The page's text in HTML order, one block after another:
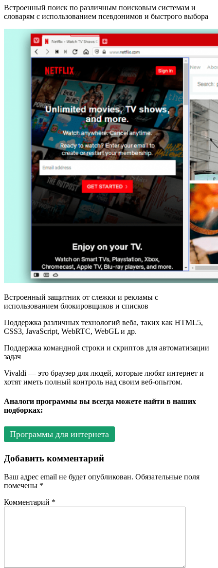
Встроенный поиск по различным поисковым системам и
словарям с использованием псевдонимов и быстрого выбора
Встроенный защитник от слежки и рекламы с
использованием блокировщиков и списков
Поддержка различных технологий веба, таких как HTML5,
CSS3, JavaScript, WebRTC, WebGL и др.
Поддержка командной строки и скриптов для автоматизации
задач
Vivaldi — это браузер для людей, которые любят интернет и
хотят иметь полный контроль над своим веб-опытом.
Аналоги программы вы всегда можете найти в наших
подборках:
Программы для интернета
Добавить комментарий
Ваш адрес email не будет опубликован. Обязательные поля
помечены *
Комментарий *